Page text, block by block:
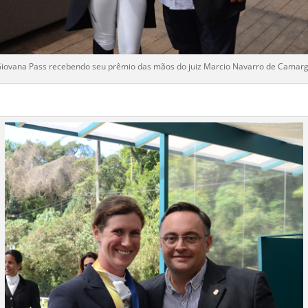
Pass recebendo seu prêmio das mãos do juiz Marcio Navarro de